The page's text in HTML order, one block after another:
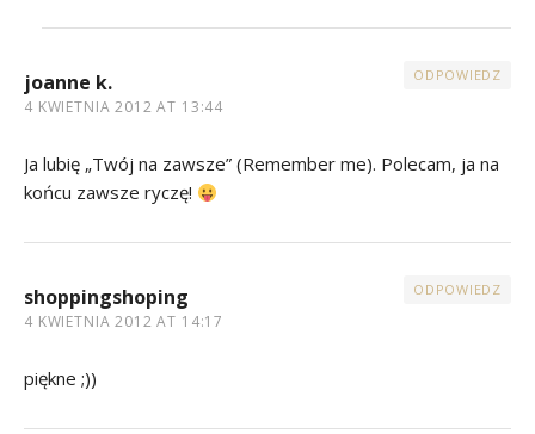
joanne k.
4 KWIETNIA 2012 AT 13:44
ODPOWIEDZ
Ja lubię „Twój na zawsze” (Remember me). Polecam, ja na
końcu zawsze ryczę!
shoppingshoping
4 KWIETNIA 2012 AT 14:17
ODPOWIEDZ
piękne ;))